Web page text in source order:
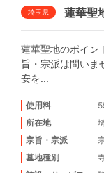
埼玉県 蓮華聖
蓮華聖地のポイン
旨・宗派は問い
安を...
使用料
所在地
宗旨・宗派
墓地種別